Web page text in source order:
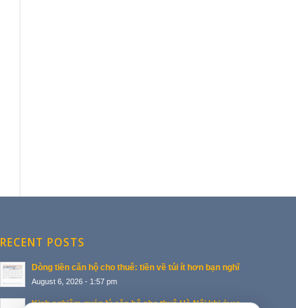
RECENT POSTS
Dòng tiền căn hộ cho thuê: tiền về túi ít hơn bạn nghĩ
August 6, 2026 - 1:57 pm
Kinh nghiệm quản lý căn hộ cho thuê Hà Nội khi ở xa